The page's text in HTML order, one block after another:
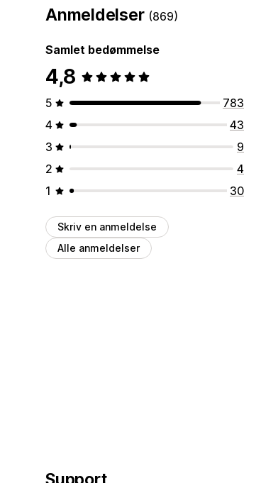
Anmeldelser (869)
Samlet bedømmelse
4,8
5
783
4
43
3
9
2
4
1
30
Skriv en anmeldelse
Alle anmeldelser